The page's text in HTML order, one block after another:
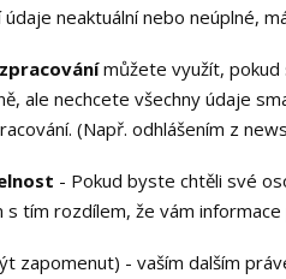
neaktuální nebo neúplné,
můžete využít, pokud
ale nechcete všechny údaje
(Např. odhlášením z
- Pokud byste chtěli své
s tím rozdílem, že vám
zapomenut) - vaším dalším